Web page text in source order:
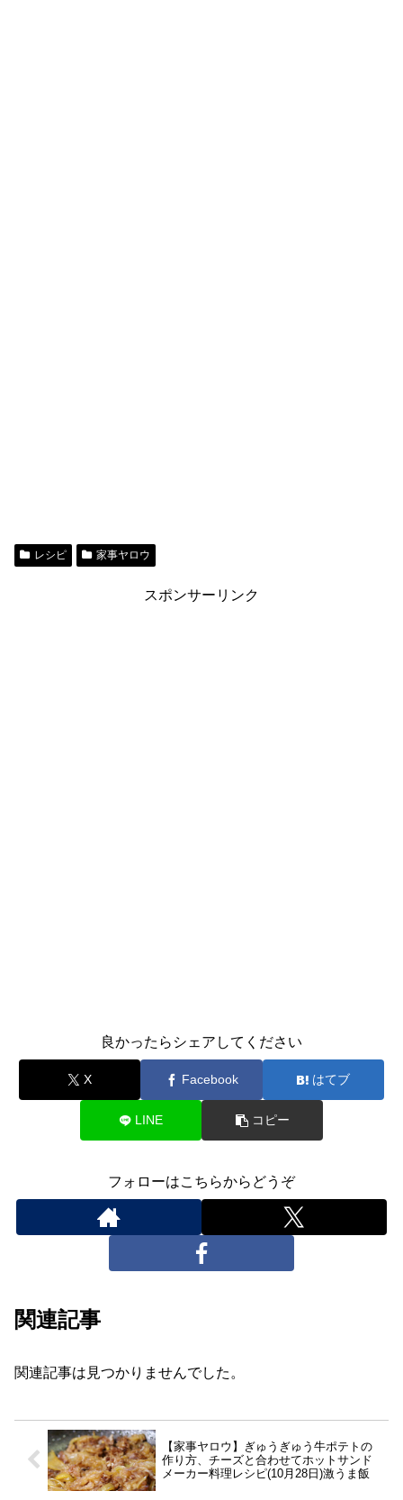
レシピ 家事ヤロウ
スポンサーリンク
良かったらシェアしてください
X Facebook はてブ
LINE コピー
フォローはこちらからどうぞ
関連記事
関連記事は見つかりませんでした。
【家事ヤロウ】ぎゅうぎゅう牛ポテトの
作り方、チーズと合わせてホットサンド
メーカー料理レシピ(10月28日)激うま飯